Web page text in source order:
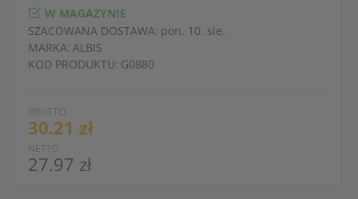
BRUTTO
30.21 zł
NETTO
27.97 zł
W MAGAZYNIE
SZACOWANA DOSTAWA: pon. 10. sie.
MARKA: ALBIS
KOD PRODUKTU: G0880